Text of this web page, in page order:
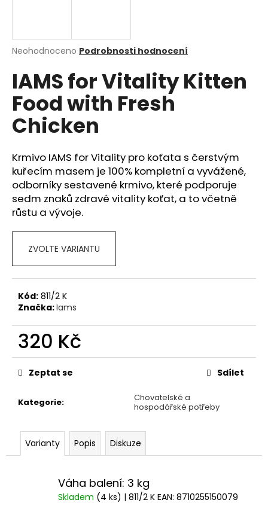
Průměrné
produktu
0,0
5
hvězdiček.
Neohodnoceno Podrobnosti hodnocení
IAMS for Vitality Kitten
Food with Fresh
Chicken
Krmivo IAMS for Vitality pro koťata s čerstvým
kuřecím masem je 100% kompletní a vyvážené,
odborníky sestavené krmivo, které podporuje
sedm znaků zdravé vitality koťat, a to včetně
růstu a vývoje.
ZVOLTE VARIANTU
Kód: 811/2 K
Značka:Iams
320 Kč
Měrná
cena:
Kategorie:
Chovatelské a
hospodářské potřeby
Zeptat se Sdílet
Varianty Popis Diskuze
Váha balení: 3 kg
Skladem (4 ks) | 811/2 K EAN: 8710255150079
HLEDAT
D
o
p
r
u
č
u
j
e
m
KONZERVA
ONTARIO
ADULT
MONOPROTEIN
PATE
BATÁTY
400G
46